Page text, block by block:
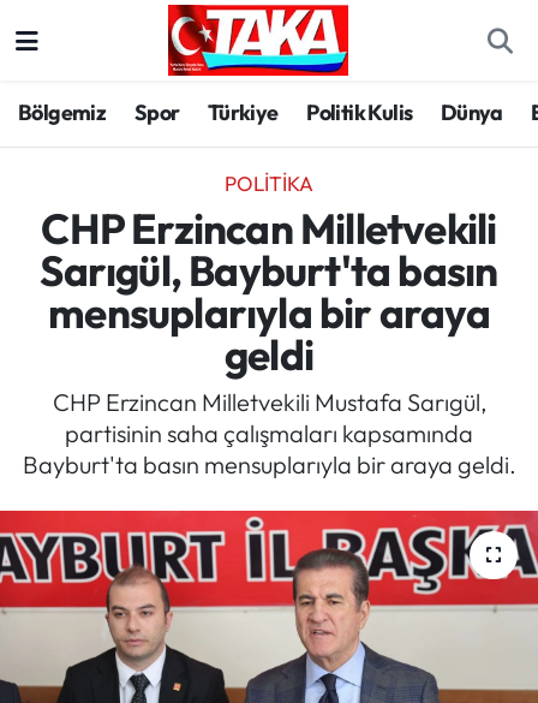
Bölgemiz Spor Türkiye Politik Kulis Dünya
POLITIKA
CHP Erzincan Milletvekili
Sarıgül, Bayburt'ta basın
mensuplarıyla bir araya
geldi
CHP Erzincan Milletvekili Mustafa Sarıgül,
partisinin saha çalışmaları kapsamında
Bayburt'ta basın mensuplarıyla bir araya geldi.
Spor
Türkiye
Kültür/Sanat
Politika
Politik Kulis
Dünya
Mektup Galeri
Röportaj
Trabzon Hava Durumu
Trabzon Trafik Yoğunluk Haritası
Süper Lig Puan Durumu ve Fikstür
Tüm Manşetler
Son Dakika Haberleri
Haber Arşivi